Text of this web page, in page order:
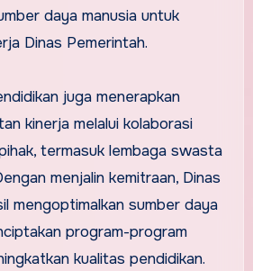
daya manusia untuk
Dinas Pemerintah.
juga menerapkan
kinerja melalui kolaborasi
termasuk lembaga swasta
menjalin kemitraan, Dinas
mengoptimalkan sumber daya
program-program
kualitas pendidikan.